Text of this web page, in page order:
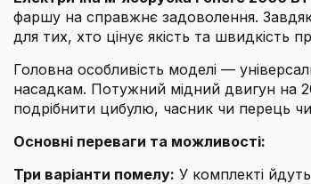
фаршу на справжнє задоволення.
для тих, хто цінує якість та швидкість
Головна особливість моделі —
насадкам. Потужний мідний двигун на
подрібнити цибулю, часник чи перець
Основні переваги та можливості:
Три варіанти помелу: У комплекті